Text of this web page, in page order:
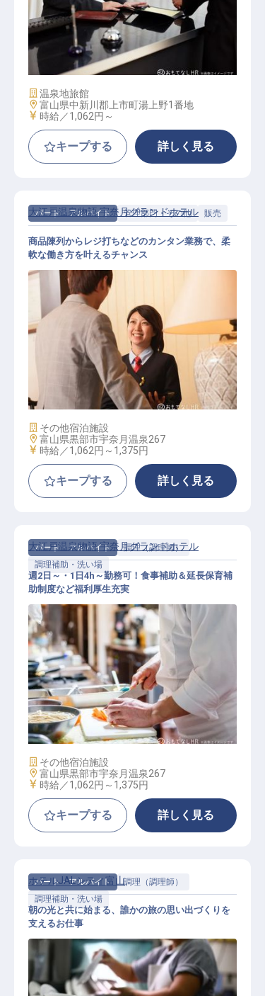
ナイトフロントサービス
施設業態
温泉地旅館
勤務地
富山県中新川郡上市町湯上野1番地
給与
時給／1,062円～
キープする 詳しく見る
パート・アルバイト 管理部門・その他 販売
売店スタッフ
大江戸温泉物語 宇奈月グランドホテル
商品陳列からレジ打ちなどのカンタン業務で、柔
軟な働き方を叶えるチャンス
施設業態
その他宿泊施設
勤務地
富山県黒部市宇奈月温泉267
給与
時給／1,062円～ 1,375円
キープする 詳しく見る
パート・アルバイト
調理（調理師）
調理補助・洗い場
キッチン補助スタッフ
大江戸温泉物語 宇奈月グランドホテル
週2日～・1日4h～勤務可！食事補助＆延長保育補
助制度など福利厚生充実
施設業態
その他宿泊施設
勤務地
富山県黒部市宇奈月温泉267
給与
時給／1,062円～ 1,375円
キープする 詳しく見る
パート・アルバイト
調理（調理師）
調理補助・洗い場
ホテルJALシティ富山
朝の光と共に始まる、誰かの旅の思い出づくりを
支えるお仕事